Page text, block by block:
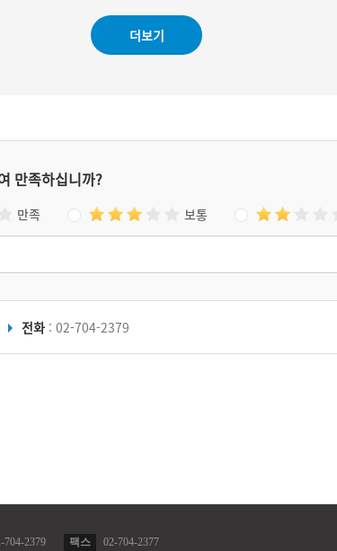
제작활동이 현재까지 꾸준히 이어지고 있다.
더보기
만족하십니까?
만족 보통
전화 : 02-704-2379
704-2379 팩스 02-704-2377